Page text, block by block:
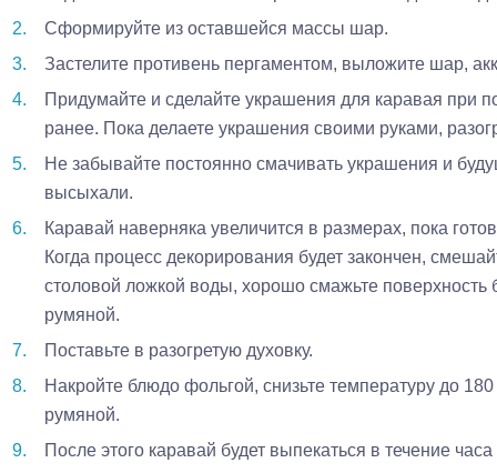
Сформируйте из оставшейся массы шар.
Застелите противень пергаментом, выложите шар,
Придумайте и сделайте украшения для каравая при
ранее. Пока делаете украшения своими руками,
Не забывайте постоянно смачивать украшения и
высыхали.
Каравай наверняка увеличится в размерах, пока
Когда процесс декорирования будет закончен,
столовой ложкой воды, хорошо смажьте
румяной.
Поставьте в разогретую духовку.
Накройте блюдо фольгой, снизьте температуру до 180
румяной.
После этого каравай будет выпекаться в течение